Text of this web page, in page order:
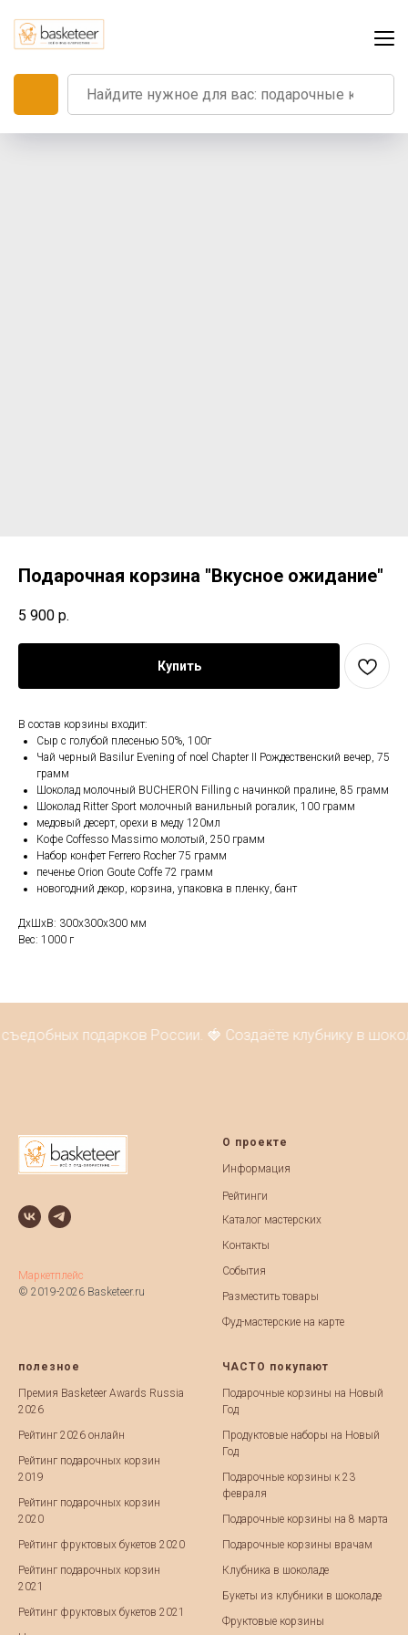
Подарочная корзина "Вкусное ожидание"
5 900 р.
Купить
В состав корзины входит:
Сыр с голубой плесенью 50%, 100г
Чай черный Basilur Evening of noel Chapter II Рождественский вечер, 75
грамм
Шоколад молочный BUCHERON Filling с начинкой пралине, 85 грамм
Шоколад Ritter Sport молочный ванильный рогалик, 100 грамм
медовый десерт, орехи в меду 120мл
Кофе Coffesso Massimo молотый, 250 грамм
Набор конфет Ferrero Rocher 75 грамм
печенье Orion Goute Coffe 72 грамм
новогодний декор, корзина, упаковка в пленку, бант
ДxШxВ: 300x300x300 мм
Вес: 1000 г
подарков России. 🍓 Создаёте клубнику в
Маркетплейс
© 2019-2026 Basketeer.ru
О проекте
Информация
Рейтинги
Каталог мастерских
Контакты
События
Разместить товары
Фуд-мастерские на карте
полезное
Премия Basketeer Awards Russia
2026
Рейтинг 2026 онлайн
Рейтинг подарочных корзин
2019
Рейтинг подарочных корзин
2020
Рейтинг фруктовых букетов 2020
Рейтинг подарочных корзин
2021
Рейтинг фруктовых букетов 2021
ЧАСТО покупают
Подарочные корзины на Новый
Год
Продуктовые наборы на Новый
Год
Подарочные корзины к 23
февраля
Подарочные корзины на 8 марта
Подарочные корзины врачам
Клубника в шоколаде
Букеты из клубники в шоколаде
Фруктовые корзины